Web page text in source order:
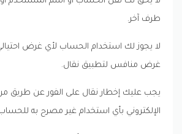
طرف آخر.
لا يجوز لك استخدام الحساب لأي غرض
غرض منافس لتطبيق نقال.
يجب عليك إخطار نقال على الفور عن طريق
الإلكتروني بأي استخدام غير مصرح به